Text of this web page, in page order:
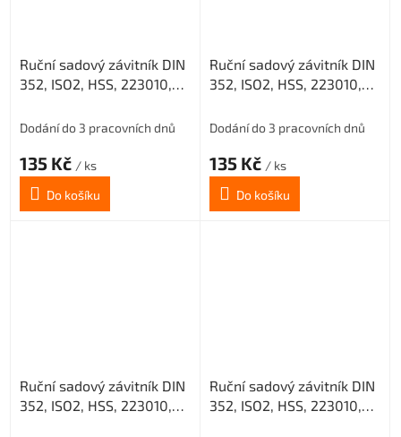
Ruční sadový závitník DIN
352, ISO2, HSS, 223010,
Dodání do 3 pracovních dnů
135 Kč / ks
Do košíku
Ruční sadový závitník DIN
352, ISO2, HSS, 223010,
Dodání do 3 pracovních dnů
135 Kč / ks
Do košíku
Ruční sadový závitník DIN
352, ISO2, HSS, 223010,
Ruční sadový závitník DIN
352, ISO2, HSS, 223010,